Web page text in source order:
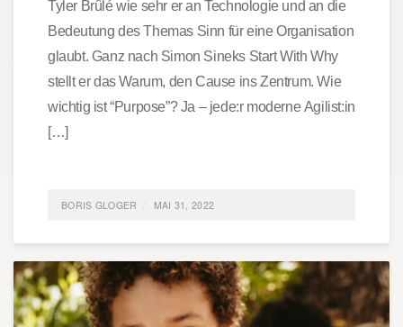
Tyler Brûlé wie sehr er an Technologie und an die
Bedeutung des Themas Sinn für eine Organisation
glaubt. Ganz nach Simon Sineks Start With Why
stellt er das Warum, den Cause ins Zentrum. Wie
wichtig ist “Purpose”? Ja – jede:r moderne Agilist:in
[…]
BORIS GLOGER MAI 31, 2022
ARBEITEN TAGGEDPURPOSE; FEHLERKULTUR;
AUSPROBIEREN; 0 COMMENTS